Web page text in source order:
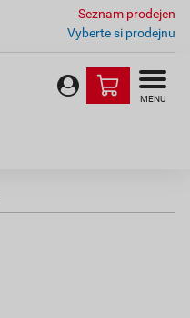
Seznam prodejen
Vyberte si prodejnu
MENU